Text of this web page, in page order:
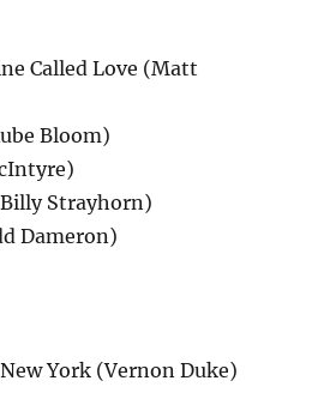
Called Love (Matt
Bloom)
Strayhorn)
Dameron)
York (Vernon Duke)